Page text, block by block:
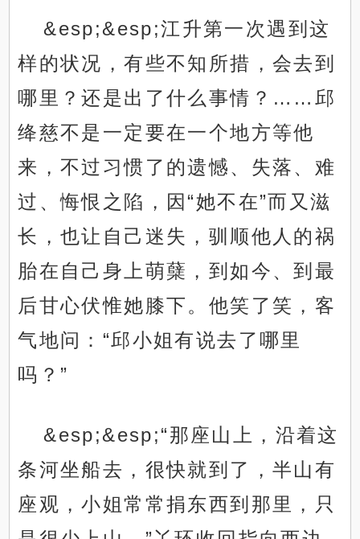
&esp;&esp;江升第一次遇到这
样的状况，有些不知所措，会去到
哪里？还是出了什么事情？……邱
绛慈不是一定要在一个地方等他
来，不过习惯了的遗憾、失落、难
过、悔恨之陷，因“她不在”而又滋
长，也让自己迷失，驯顺他人的祸
胎在自己身上萌蘖，到如今、到最
后甘心伏惟她膝下。他笑了笑，客
气地问：“邱小姐有说去了哪里
吗？”
&esp;&esp;“那座山上，沿着这
条河坐船去，很快就到了，半山有
座观，小姐常常捐东西到那里，只